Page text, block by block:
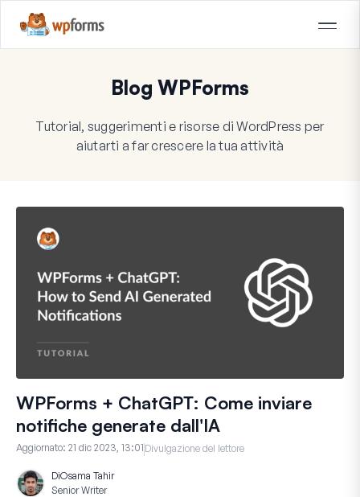
Blog WPForms
Tutorial, suggerimenti e risorse di WordPress per
aiutarti a far crescere la tua attività
WPForms + ChatGPT: Come inviare
notifiche generate dall'IA
Aggiornato: 21 dic 2023, 13:01 Divulgazione del lettore
DiOsama Tahir
Senior Writer